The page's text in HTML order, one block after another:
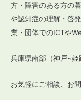
方・障害のある方の
や認知症の理解・啓
業・団体でのICTや
兵庫県南部（神戸~姫
お気軽にご相談、お